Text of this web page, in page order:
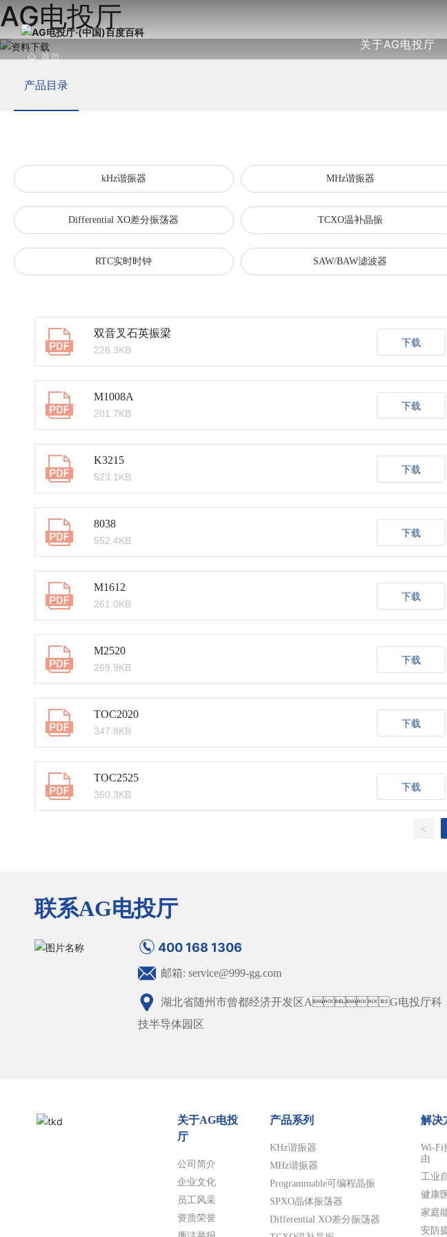
AG电投厅
关于AG电投厅
廉洁举报
ESG专区
Differential XO差分振荡器
OCXO恒温晶振
RTC实时时钟
安防摄像
智能手机
前往AG电投厅
首页
产品目录
kHz谐振器 MHz谐振器
Differential XO差分振荡器 TCXO温补晶振
RTC实时时钟 SAW/BAW滤波器
双音叉石英振梁
226.3KB
下载
M1008A
201.7KB
下载
K3215
523.1KB
下载
8038
552.4KB
下载
M1612
261.0KB
下载
M2520
269.9KB
下载
TOC2020
347.8KB
下载
TOC2525
360.3KB
下载
<
联系AG电投厅
400 168 1306
邮箱: service@999-gg.com
湖北省随州市曾都经济开发区AG电投厅科
技半导体园区
关于AG电投
厅
公司简介
企业文化
员工风采
资质荣誉
产品系列
KHz谐振器
MHz谐振器
Programmable可编程晶振
SPXO晶体振荡器
Differential XO差分振荡器
解决
Wi-Fi
由
工业
健康
家庭
安防